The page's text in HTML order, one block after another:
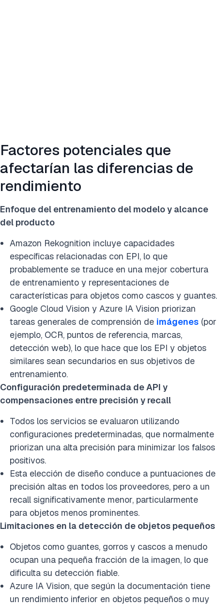
Factores potenciales que
afectarían las diferencias de
rendimiento
Enfoque del entrenamiento del modelo y alcance
del producto
Amazon Rekognition incluye capacidades
específicas relacionadas con EPI, lo que
probablemente se traduce en una mejor cobertura
de entrenamiento y representaciones de
características para objetos como cascos y guantes.
Google Cloud Vision y Azure IA Vision priorizan
tareas generales de comprensión de imágenes (por
ejemplo, OCR, puntos de referencia, marcas,
detección web), lo que hace que los EPI y objetos
similares sean secundarios en sus objetivos de
entrenamiento.
Configuración predeterminada de API y
compensaciones entre precisión y recall
Todos los servicios se evaluaron utilizando
configuraciones predeterminadas, que normalmente
priorizan una alta precisión para minimizar los falsos
positivos.
Esta elección de diseño conduce a puntuaciones de
precisión altas en todos los proveedores, pero a un
recall significativamente menor, particularmente
para objetos menos prominentes.
Limitaciones en la detección de objetos pequeños
Objetos como guantes, gorros y cascos a menudo
ocupan una pequeña fracción de la imagen, lo que
dificulta su detección fiable.
Azure IA Vision, que según la documentación tiene
un rendimiento inferior en objetos pequeños o muy